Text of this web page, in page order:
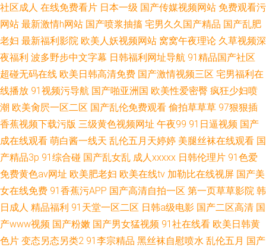
社区成人 在线免费看片 日本一级 国产传媒视频网站 免费观看污
网站 最新激情h网站 国产喷浆抽搐 宅男久久国产精品 国产乱肥
老妇 最新福利影院 欧美人妖视频网站 窝窝午夜理论 久草视频深
夜福利 波多野步中文字幕 日韩福利网址导航 91精品国产社区
超碰无码在线 欧美日韩高清免费 国产激情视频三区 宅男福利在
线播放 91视频污导航 国产啪亚洲国 欧美性爱密臀 疯狂少妇喷
潮 欧美肏屄一区二区 国产乱伦免费观看 偷拍草草草 97狠狠插
香蕉视频下载污版 三级黄色视频网址 午夜99 91日逼视频 国产
成在线观看 萌白酱一线天 乱伦五月天婷婷 美腿丝袜在线观看 国
产精品3p 91综合碰 国产乱女乱 成人xxxxx 日韩伦理片 91色爱
免费黄色av网址 欧美肥老妇 欧美在线tv 加勒比在线视屏 国产美
女在线免费 91香蕉污APP 国产高清自拍一区 第一页草草影院 韩
日成人 精品福利 91天堂一区二区 日韩a级电影 国产二区高清 国
产www视频 国产粉嫩 国产男女猛视频 91社在线看 欧美日韩黄
色片 变态另态另类2 91李宗精品 黑丝袜自慰喷水 乱伦五月 国产